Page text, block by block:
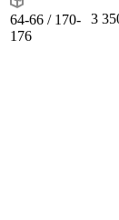
64-66 / 170-
176
3